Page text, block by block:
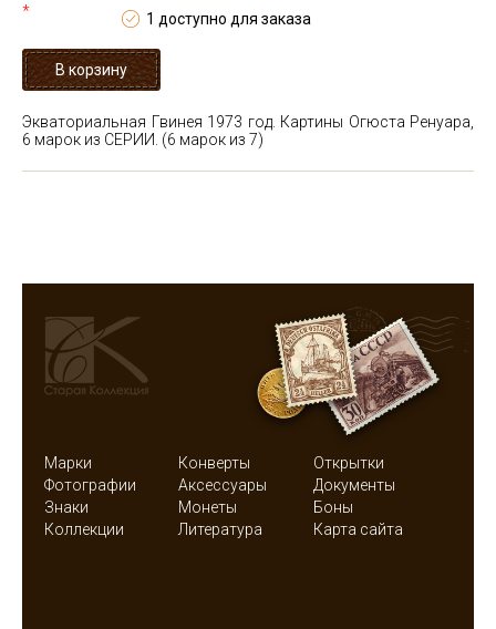
*
1 доступно для заказа
Экваториальная Гвинея 1973 год. Картины Огюста Ренуара,
6 марок из СЕРИИ. (6 марок из 7)
Марки Конверты
Открытки
Фотографии
Аксессуары
Документы
Знаки
Монеты
Боны
Коллекции
Литература Карта сайта